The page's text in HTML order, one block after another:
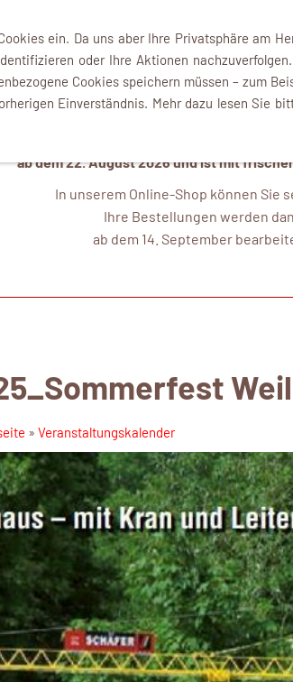
ab dem 22. August 2026 und ist mit
In unserem Online-Shop können Sie
Ihre Bestellungen werden
ab dem 14. September
» Veranstaltungskalender
ein. Da uns aber Ihre Privatsphäre am
oder Ihre Aktionen
Cookies speichern müssen – zum
Einverständnis. Mehr dazu lesen Sie